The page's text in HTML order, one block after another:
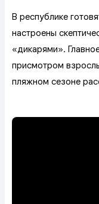
В республике
настроены
«дикарями».
присмотром
пляжном сезоне